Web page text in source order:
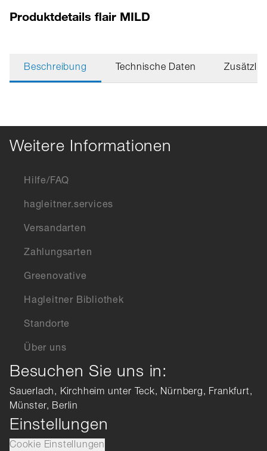
Produktdetails flair MILD
Beschreibung Technische Daten
Weitere Informationen
Hilfe/FAQ
hagleitner.services
Versandarten
Zahlungsarten
Greenovative
Hagleitner Bibliothek
Standorte
Über uns
Besuchen Sie uns in:
Sauerlach, Kirchheim unter Teck, Nürnberg, Frankfurt,
Münster, Berlin
Einstellungen
Cookie Einstellungen